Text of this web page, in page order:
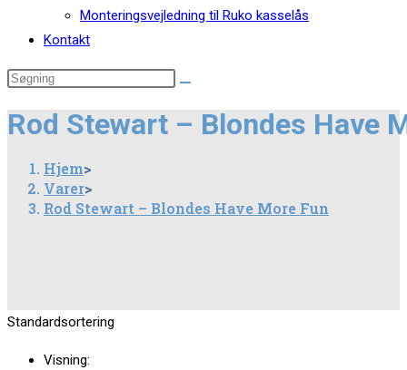
Monteringsvejledning til Ruko kasselås
Kontakt
Rod Stewart – Blondes Have
Hjem>
Varer>
Rod Stewart – Blondes Have More Fun
Standardsortering
Visning: